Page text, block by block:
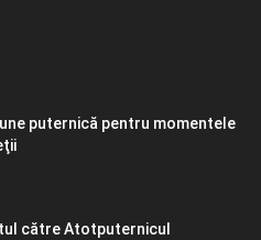
puternică pentru momentele
către Atotputernicul